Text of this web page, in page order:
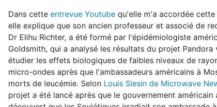
Dans cette entrevue Youtube qu'elle m'a accordée cette
elle explique que son ancien professeur et associé de
Dr Elihu Richter, a été formé par l'épidémiologiste
Goldsmith, qui a analysé les résultats du projet Pandora
étudier les effets biologiques de faibles niveaux de
micro-ondes après que l'ambassadeurs américains à
morts de leucémie. Selon Louis Slesin de Microwave
projet a été lancé après que le gouvernement américain